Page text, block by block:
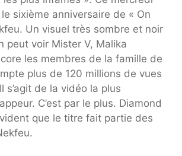
le sixième anniversaire de « On
Un visuel très sombre et noir
peut voir Mister V, Malika
les membres de la famille de
plus de 120 millions de vues
s’agit de la vidéo la plus
C’est par le plus. Diamond
que le titre fait partie des